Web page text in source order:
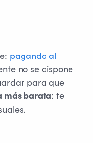
pagando al
no se dispone
para que
más barata: te